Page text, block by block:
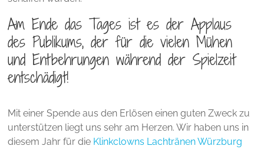
Am Ende das Tages ist es der Applaus
des Publikums, der für die vielen Mühen
und Entbehrungen während der Spielzeit
entschädigt!
Mit einer Spende aus den Erlösen einen guten Zweck zu
unterstützen liegt uns sehr am Herzen. Wir haben uns in
diesem Jahr für die Klinkclowns Lachtränen Würzburg